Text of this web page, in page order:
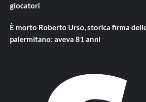
giocatori
È morto Roberto Urso, storica firma
palermitano: aveva 81 anni